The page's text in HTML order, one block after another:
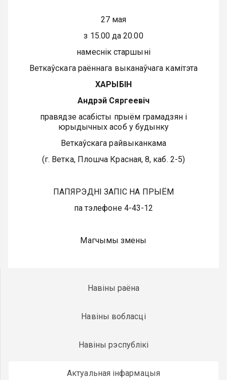
27 мая
з 15.00 да 20.00
намеснік старшыні
Веткаўскага раённага выканаўчага камітэта
ХАРЫБІН
Андрэй Сяргеевіч
правядзе асабісты прыём грамадзян і
юрыдычных асоб у будынку
Веткаўскага райвыканкама
(г. Ветка, Плошча Красная, 8, каб. 2-5)
ПАПЯРЭДНІ ЗАПІС НА ПРЫЁМ
па тэлефоне 4-43-12
Магчымы змены
Навіны раёна
Навіны вобласці
Навіны рэспублікі
Актуальная інфармацыя